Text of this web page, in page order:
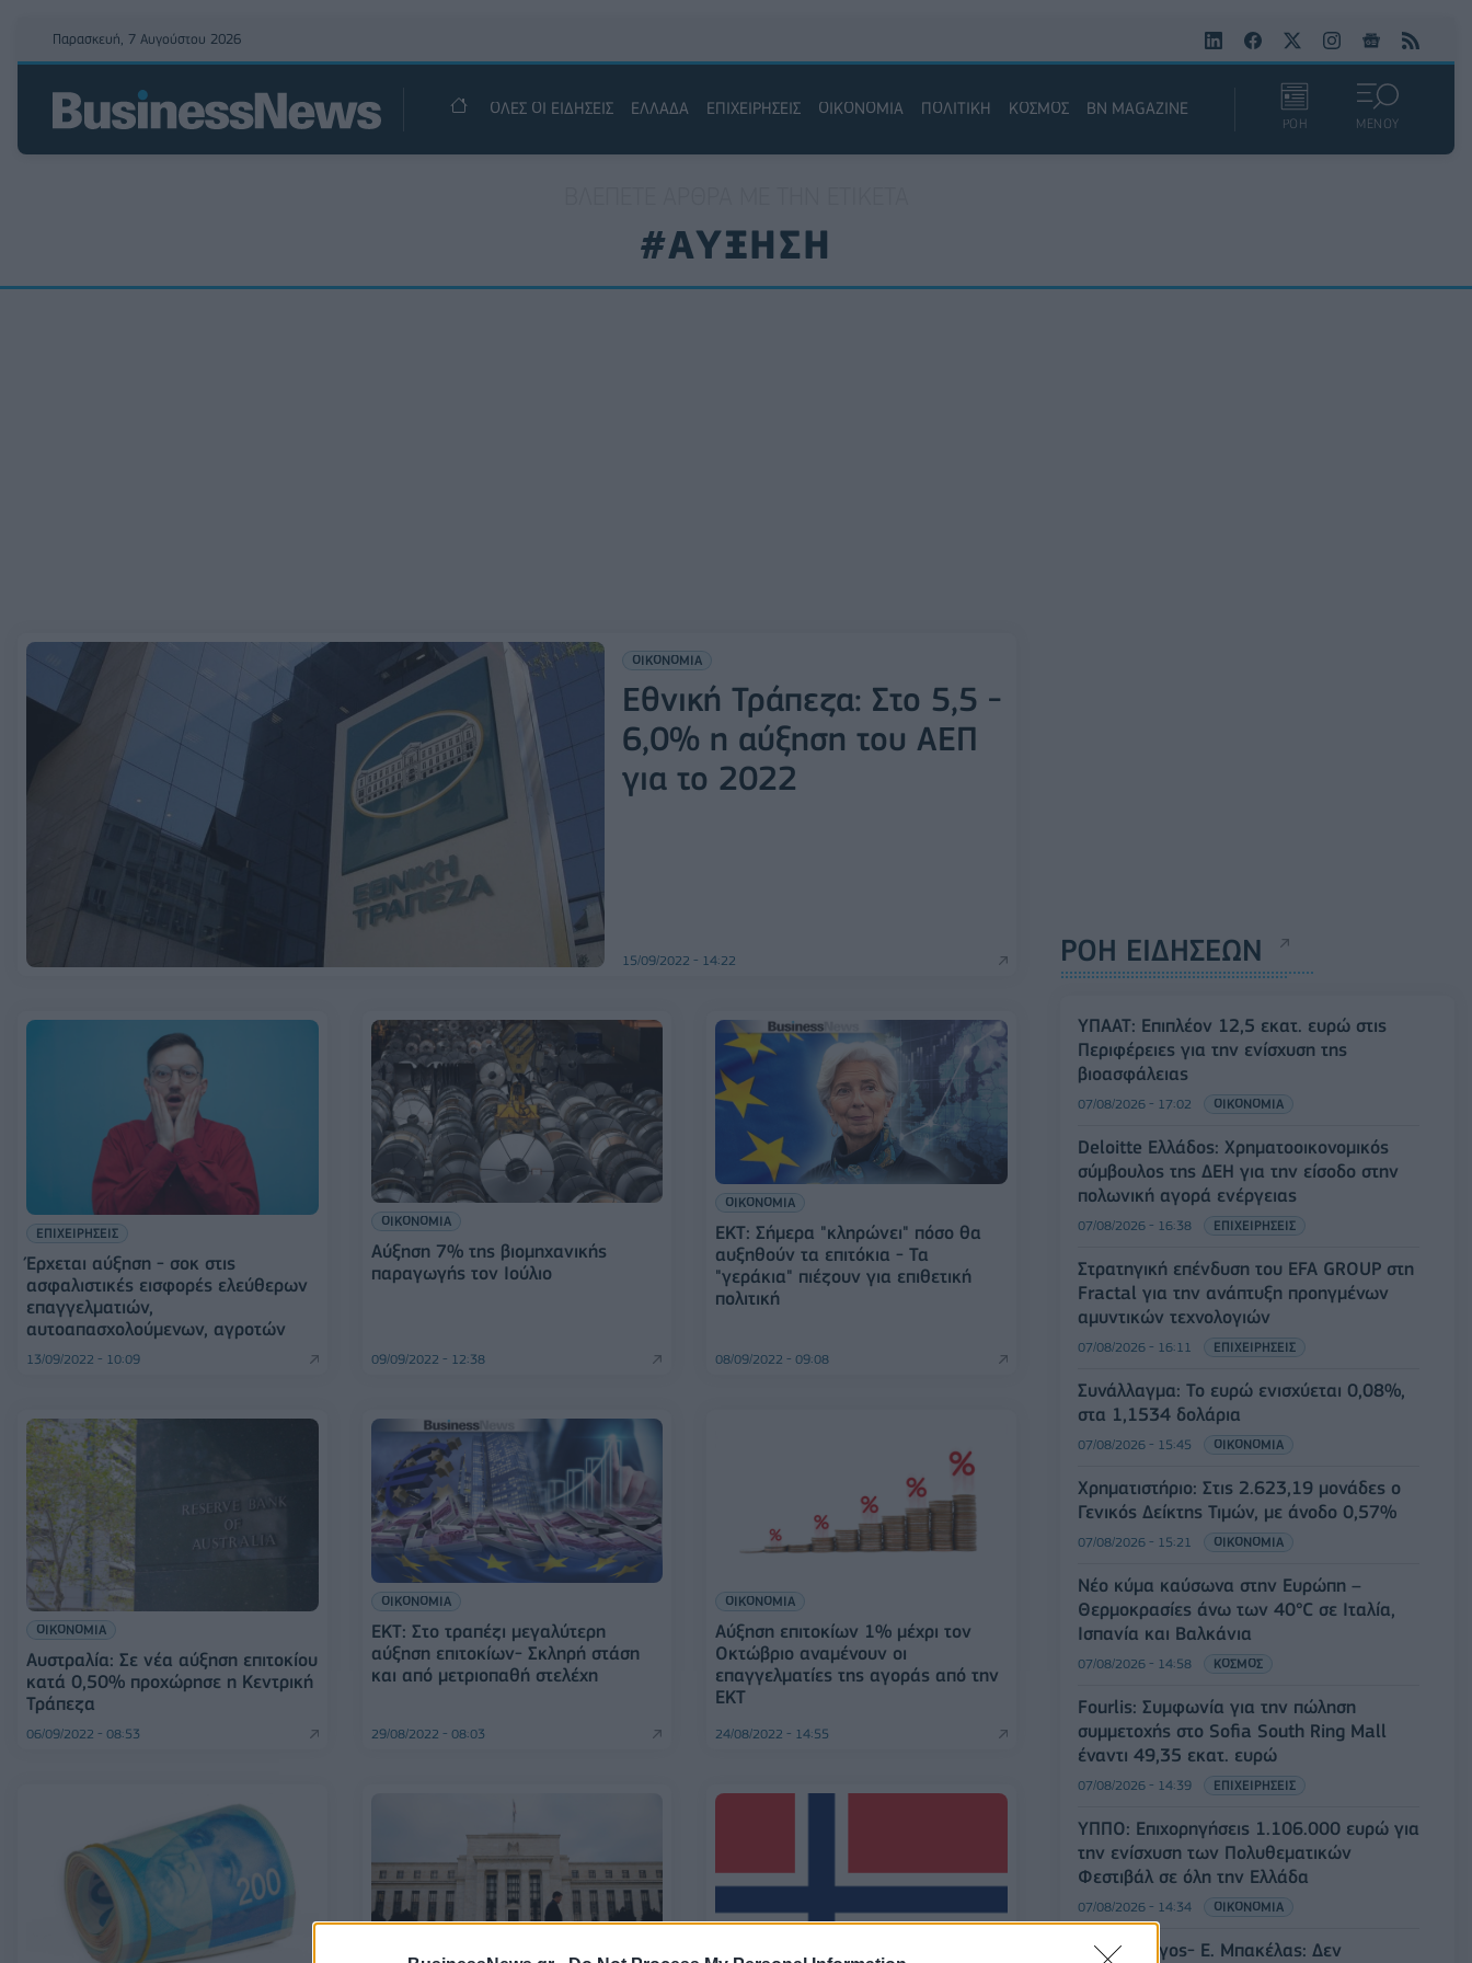
Παρασκευή, 7 Αυγούστου 2026
ΟΛΕΣ ΟΙ ΕΙΔΗΣΕΙΣ ΕΛΛΑΔΑ ΕΠΙΧΕΙΡΗΣΕΙΣ ΟΙΚΟΝΟΜΙΑ ΠΟΛΙΤΙΚΗ ΚΟΣΜΟΣ BN MAGAZINE
ΡΟΗ ΜΕΝΟΥ
#ΑΥΞΗΣΗ
ΟΙΚΟΝΟΜΙΑ
Εθνική Τράπεζα: Στο 5,5 -
6,0% η αύξηση του ΑΕΠ
για το 2022
15/09/2022 - 14:22
ΕΠΙΧΕΙΡΗΣΕΙΣ
Έρχεται αύξηση - σοκ στις
ασφαλιστικές εισφορές ελεύθερων
επαγγελματιών,
αυτοαπασχολούμενων, αγροτών
13/09/2022 - 10:09
ΟΙΚΟΝΟΜΙΑ
Αύξηση 7% της βιομηχανικής
παραγωγής τον Ιούλιο
09/09/2022 - 12:38
ΟΙΚΟΝΟΜΙΑ
ΕΚΤ: Σήμερα "κληρώνει" πόσο θα
αυξηθούν τα επιτόκια - Τα
"γεράκια" πιέζουν για επιθετική
πολιτική
08/09/2022 - 09:08
ΟΙΚΟΝΟΜΙΑ
Αυστραλία: Σε νέα αύξηση επιτοκίου
κατά 0,50% προχώρησε η Κεντρική
Τράπεζα
06/09/2022 - 08:53
ΟΙΚΟΝΟΜΙΑ
ΕΚΤ: Στο τραπέζι μεγαλύτερη
αύξηση επιτοκίων- Σκληρή στάση
και από μετριοπαθή στελέχη
29/08/2022 - 08:03
ΟΙΚΟΝΟΜΙΑ
Αύξηση επιτοκίων 1% μέχρι τον
Οκτώβριο αναμένουν οι
επαγγελματίες της αγοράς από την
ΕΚΤ
24/08/2022 - 14:55
ΡΟΗ ΕΙΔΗΣΕΩΝ
ΥΠΑΑΤ: Επιπλέον 12,5 εκατ. ευρώ στις
Περιφέρειες για την ενίσχυση της
βιοασφάλειας
07/08/2026 - 17:02 ΟΙΚΟΝΟΜΙΑ
Deloitte Ελλάδος: Χρηματοοικονομικός
σύμβουλος της ΔΕΗ για την είσοδο στην
πολωνική αγορά ενέργειας
07/08/2026 - 16:38 ΕΠΙΧΕΙΡΗΣΕΙΣ
Στρατηγική επένδυση του EFA GROUP στη
Fractal για την ανάπτυξη προηγμένων
αμυντικών τεχνολογιών
07/08/2026 - 16:11 ΕΠΙΧΕΙΡΗΣΕΙΣ
Συνάλλαγμα: Το ευρώ ενισχύεται 0,08%,
στα 1,1534 δολάρια
07/08/2026 - 15:45 ΟΙΚΟΝΟΜΙΑ
Χρηματιστήριο: Στις 2.623,19 μονάδες ο
Γενικός Δείκτης Τιμών, με άνοδο 0,57%
07/08/2026 - 15:21 ΟΙΚΟΝΟΜΙΑ
Νέο κύμα καύσωνα στην Ευρώπη –
Θερμοκρασίες άνω των 40°C σε Ιταλία,
Ισπανία και Βαλκάνια
07/08/2026 - 14:58 ΚΟΣΜΟΣ
Fourlis: Συμφωνία για την πώληση
συμμετοχής στο Sofia South Ring Mall
έναντι 49,35 εκατ. ευρώ
07/08/2026 - 14:39 ΕΠΙΧΕΙΡΗΣΕΙΣ
ΥΠΠΟ: Επιχορηγήσεις 1.106.000 ευρώ για
την ενίσχυση των Πολυθεματικών
Φεστιβάλ σε όλη την Ελλάδα
07/08/2026 - 14:34 ΟΙΚΟΝΟΜΙΑ
Άρειος Πάγος- Ε. Μπακέλας: Δεν